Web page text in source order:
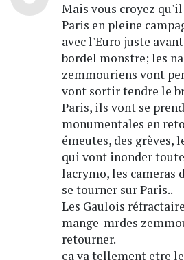
Mais vous croyez qu'il
Paris en pleine
avec l'Euro juste
bordel monstre; les
zemmouriens vont
vont sortir tendre le
Paris, ils vont se
monumentales en
émeutes, des grèves,
qui vont inonder
lacrymo, les cameras
se tourner sur Paris..
Les Gaulois
mange-mrdes
retourner.
ça va tellement etre